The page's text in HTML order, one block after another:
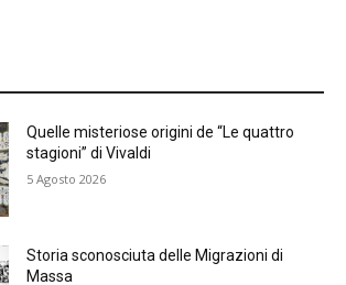
Quelle misteriose origini de “Le quattro
stagioni” di Vivaldi
5 Agosto 2026
Storia sconosciuta delle Migrazioni di
Massa